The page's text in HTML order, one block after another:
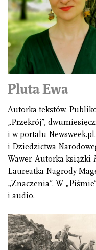
Pluta Ewa
Autorka tekstów.
„Przekrój”,
i w portalu
i Dziedzictwa
Wawer. Autorka książki
Laureatka Nagrody
„Znaczenia”. W
i audio.